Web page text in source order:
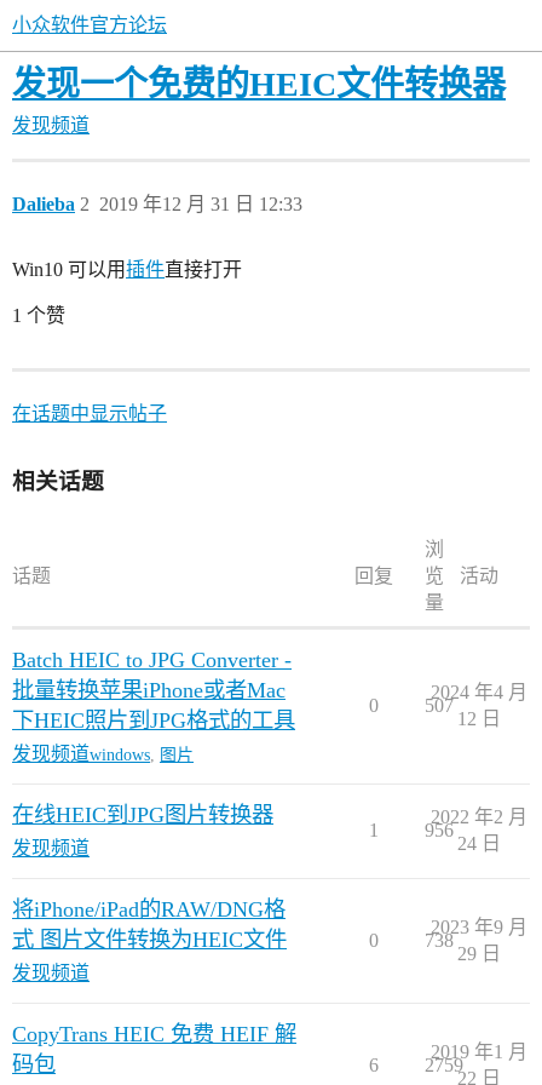
小众软件官方论坛
发现一个免费的HEIC文件转换器
发现频道
Dalieba 2019 年12 月 31 日 12:33
2
Win10 可以用插件直接打开
1 个赞
在话题中显示帖子
相关话题
话题 回复
浏
览
量
活动
Batch HEIC to JPG Converter -
批量转换苹果iPhone或者Mac
下HEIC照片到JPG格式的工具
发现频道windows 图片
0 507
2024 年4 月
12 日
在线HEIC到JPG图片转换器
发现频道
1 956
2022 年2 月
24 日
将iPhone/iPad的RAW/DNG格
式 图片文件转换为HEIC文件
发现频道
0 738
2023 年9 月
29 日
CopyTrans HEIC 免费 HEIF 解
码包
6 2759
2019 年1 月
22 日